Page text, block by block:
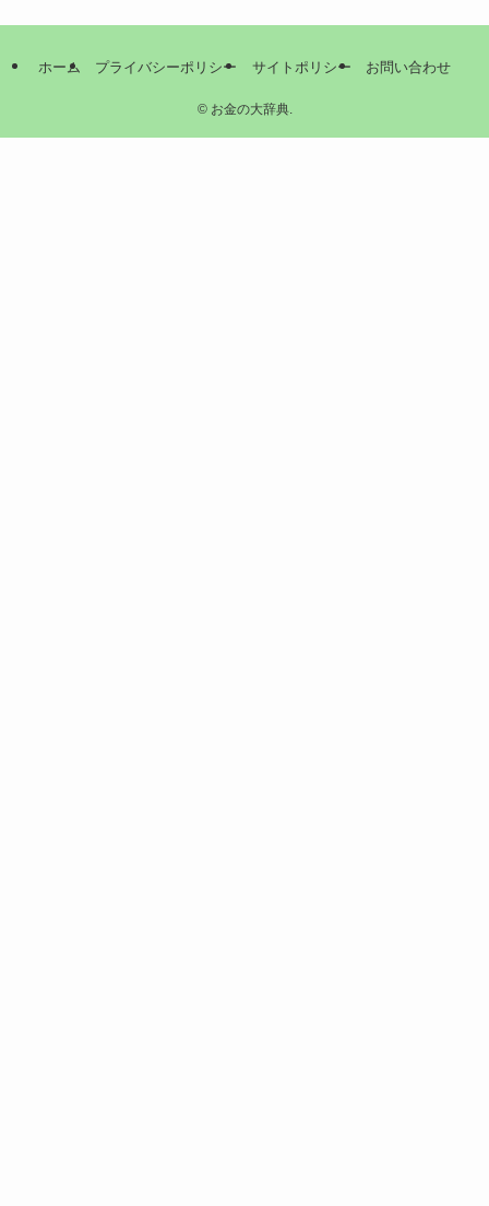
ホーム プライバシーポリシー サイトポリシー お問い合わせ
©お金の大辞典.